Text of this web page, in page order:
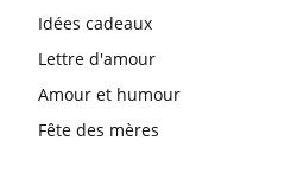
Idées cadeaux
Lettre d'amour
Amour et humour
Fête des mères